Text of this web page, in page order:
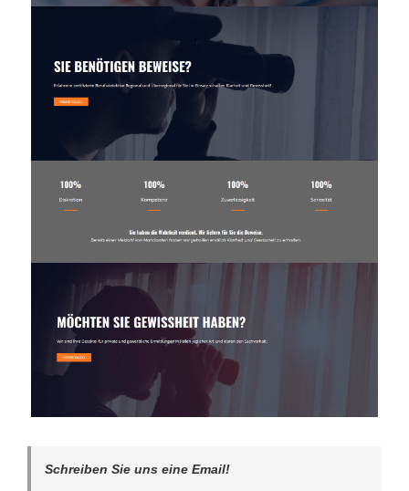
Schreiben Sie uns eine Email!